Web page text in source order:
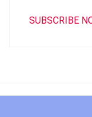
SUBSCRIBE